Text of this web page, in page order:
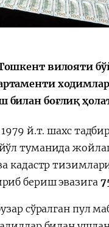
Yaponiya
вилояти
боғлиқ
й.т. шахс
туманида
кадастр
бериш эвазига
сўралган пул